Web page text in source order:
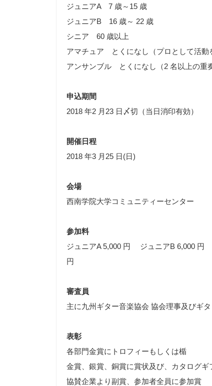
ジュニアA 7 歳～15 歳
ジュニアB 16 歳～ 22 歳
シニア 60 歳以上
アマチュア とくになし（プロとして活動
アンサンブル とくになし（2 名以上の重
申込期間
2018 年2 月23 日〆切（当日消印有効）
開催日程
2018 年3 月25 日(日)
会場
西南学院大学コミュニティーセンター
参加料
ジュニアA 5,000 円 ジュニアB 6,000
円
審査員
主に九州ギター音楽協会 協会理事及びギタ
表彰
各部門金賞にトロフィーもしくは楯
金賞、銀賞、銅賞に賞状及び、カタログギ
協賛企業より副賞、参加者全員に参加賞